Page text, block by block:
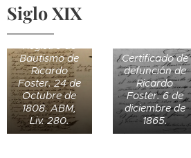
Siglo XIX
Registro de
Bautismo de
Ricardo
Foster. 24 de
Octubre de
1808. ABM,
Liv. 280.
Certificado de
defunción de
Ricardo
Foster. 6 de
diciembre de
1865.
Andrew B.
Forbes, de 76